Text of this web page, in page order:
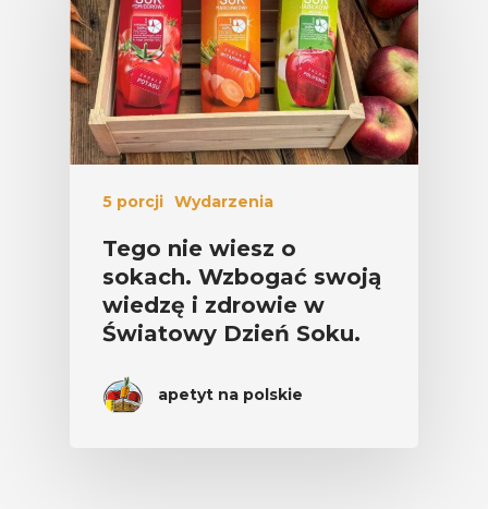
5 porcji Wydarzenia
Tego nie wiesz o
sokach. Wzbogać swoją
wiedzę i zdrowie w
Światowy Dzień Soku.
apetyt na polskie